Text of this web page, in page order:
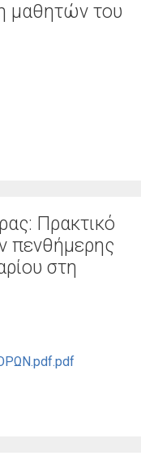
μαθητών του
Πρακτικό
πενθήμερης
στη